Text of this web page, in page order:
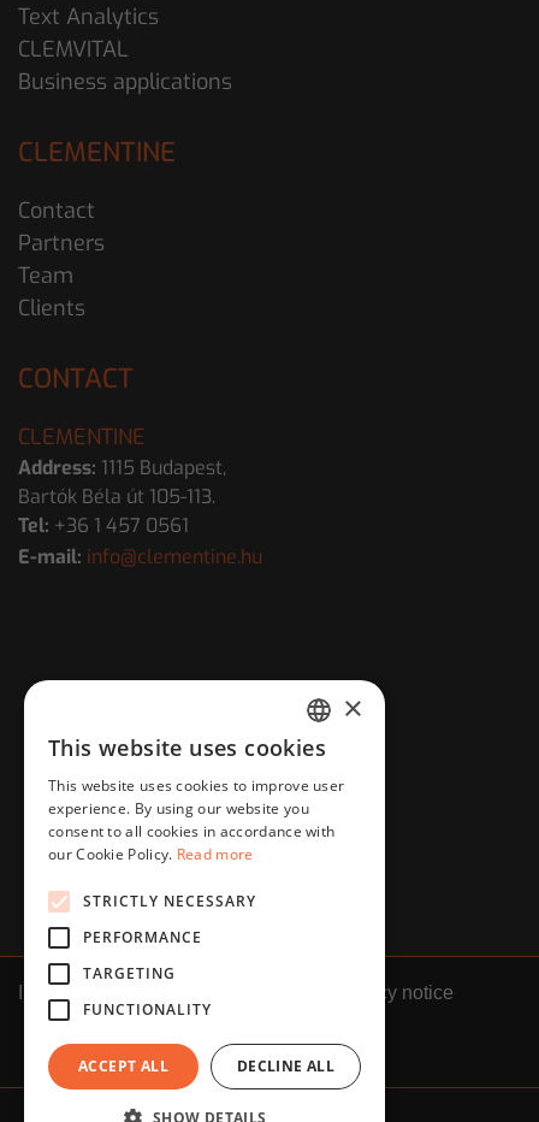
Text Analytics
CLEMVITAL
Business applications
CLEMENTINE
Contact
Partners
Team
Clients
CONTACT
CLEMENTINE
Address: 1115 Budapest,
Bartók Béla út 105-113.
Tel: +36 1 457 0561
E-mail: info@clementine.hu
Privacy notice
HUNGARIAN
ENGLISH
×
This website uses cookies
This website uses cookies to improve user
experience. By using our website you
consent to all cookies in accordance with
our Cookie Policy. Read more
STRICTLY NECESSARY
PERFORMANCE
TARGETING
FUNCTIONALITY
ACCEPT ALL DECLINE ALL
SHOW DETAILS